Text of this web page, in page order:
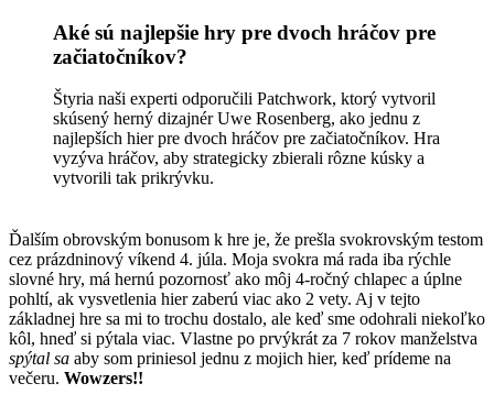
Aké sú najlepšie hry pre dvoch hráčov pre
začiatočníkov?
Štyria naši experti odporučili Patchwork, ktorý vytvoril
skúsený herný dizajnér Uwe Rosenberg, ako jednu z
najlepších hier pre dvoch hráčov pre začiatočníkov. Hra
vyzýva hráčov, aby strategicky zbierali rôzne kúsky a
vytvorili tak prikrývku.
Ďalším obrovským bonusom k hre je, že prešla svokrovským testom
cez prázdninový víkend 4. júla. Moja svokra má rada iba rýchle
slovné hry, má hernú pozornosť ako môj 4-ročný chlapec a úplne
pohltí, ak vysvetlenia hier zaberú viac ako 2 vety. Aj v tejto
základnej hre sa mi to trochu dostalo, ale keď sme odohrali niekoľko
kôl, hneď si pýtala viac. Vlastne po prvýkrát za 7 rokov manželstva
spýtal sa aby som priniesol jednu z mojich hier, keď prídeme na
večeru. Wowzers!!